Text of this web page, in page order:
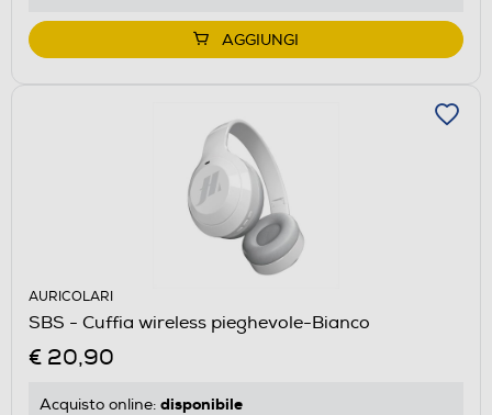
AGGIUNGI
AURICOLARI
SBS - Cuffia wireless pieghevole-Bianco
€ 20,90
Acquisto online: disponibile